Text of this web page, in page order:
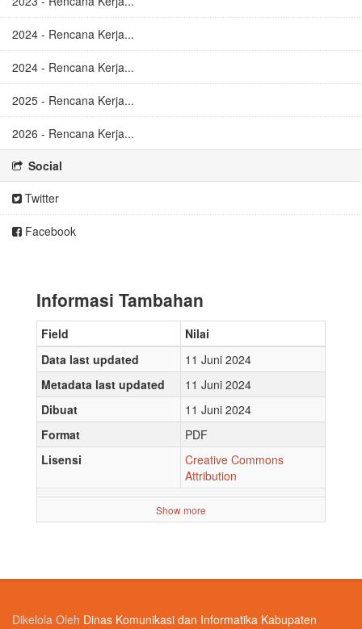
2024 - Rencana Kerja...
2024 - Rencana Kerja...
2025 - Rencana Kerja...
2026 - Rencana Kerja...
Social
Twitter
Facebook
Informasi Tambahan
Field
Nilai
Data last updated
11 Juni 2024
Metadata last updated
11 Juni 2024
Dibuat
11 Juni 2024
Format
PDF
Lisensi
Creative Commons
Attribution
Show more
Dikelola Oleh Dinas Komunikasi dan Informatika Kabupaten